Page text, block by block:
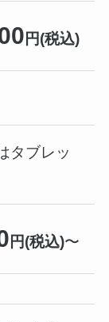
円(税込)
タブレッ
円(税込)〜